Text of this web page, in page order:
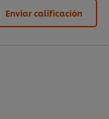
Enviar calificación